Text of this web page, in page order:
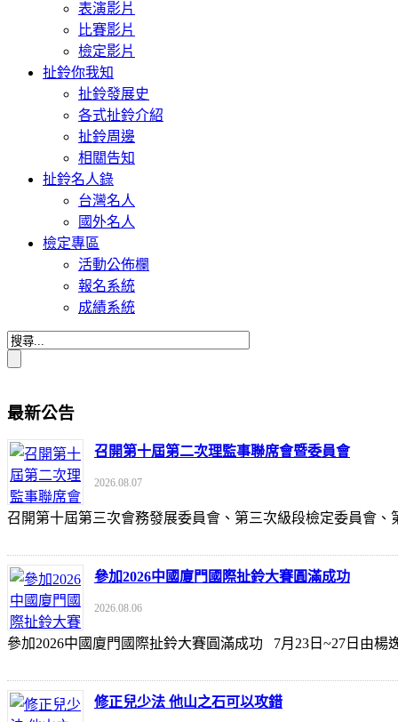
表演影片
比賽影片
檢定影片
扯鈴你我知
扯鈴發展史
各式扯鈴介紹
扯鈴周邊
相關告知
扯鈴名人錄
台灣名人
國外名人
檢定專區
活動公佈欄
報名系統
成績系統
最新公告
召開第十屆第二次理監事聯席會暨委員會
2026.08.07
召開第十屆第三次會務發展委員會、第三次級段檢定委員
參加2026中國廈門國際扯鈴大賽圓滿成功
2026.08.06
參加2026中國廈門國際扯鈴大賽圓滿成功 7月23日~27日由
修正兒少法 他山之石可以攻錯